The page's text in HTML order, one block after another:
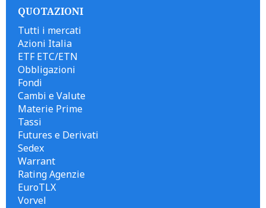
QUOTAZIONI
Tutti i mercati
Azioni Italia
ETF ETC/ETN
Obbligazioni
Fondi
Cambi e Valute
Materie Prime
Tassi
Futures e Derivati
Sedex
Warrant
Rating Agenzie
EuroTLX
Vorvel